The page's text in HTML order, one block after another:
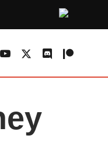
youtube
x-
discordpatreon